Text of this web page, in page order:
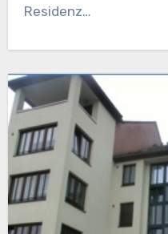
Residenz…